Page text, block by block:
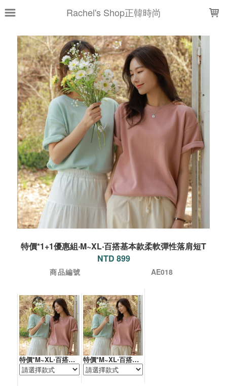
Rachel's Shop正韓時尚
特價*1+1優惠組‧M~XL‧百搭基本款柔軟彈性落肩短T
NTD 899
商品編號 AE018
特價*M~XL‧百搭基本款柔軟彈性落肩短T 特價*M~XL‧百搭基本款柔軟彈性落肩短T